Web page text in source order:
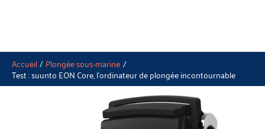
Accueil Plongée sous-marine
Test : suunto EON Core, l’ordinateur de plongée incontournable